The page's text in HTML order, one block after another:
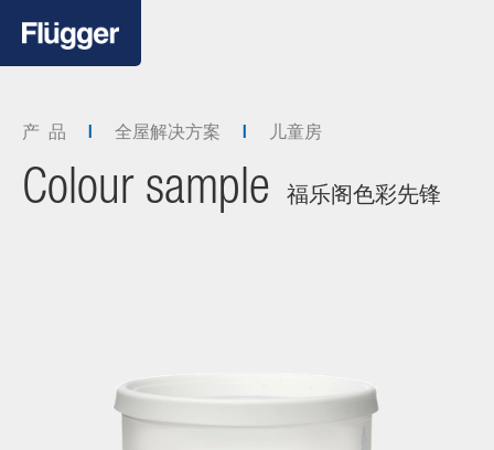
产 品 全屋解决方案 儿童房
Colour sample 福乐阁色彩先锋